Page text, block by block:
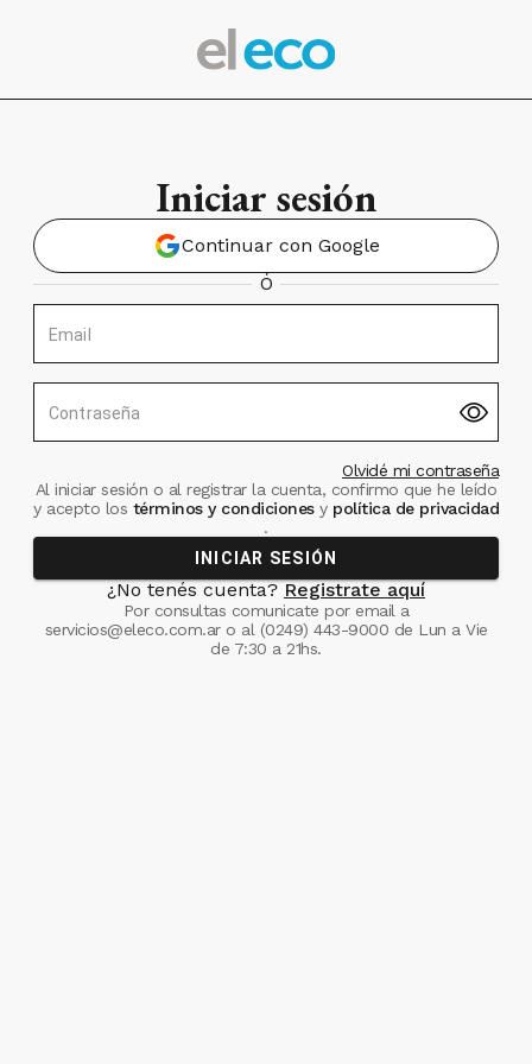
Iniciar sesión
Continuar con Google
Ó
Email
Contraseña
Olvidé mi contraseña
Al iniciar sesión o al registrar la cuenta, confirmo que he leído
y acepto los términos y condiciones ypolítica de privacidad
.
INICIAR SESIÓN
¿No tenés cuenta? Registrate aquí
Por consultas comunicate por email a
servicios@eleco.com.aro al (0249) 443-9000 de Lun a Vie
de 7:30 a 21hs.